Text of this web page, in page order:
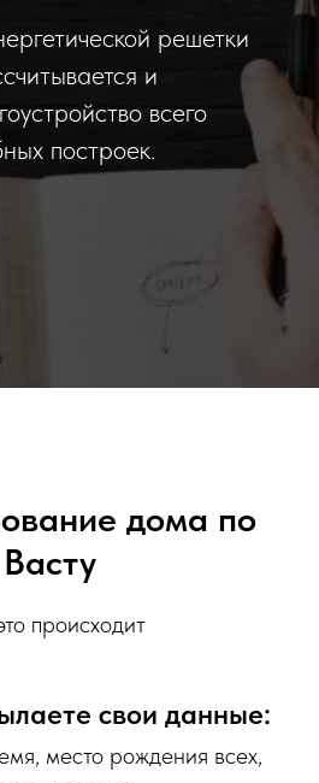
решетки
и
всего
построек.
дома по
Васту
происходит
свои данные:
место рождения всех,